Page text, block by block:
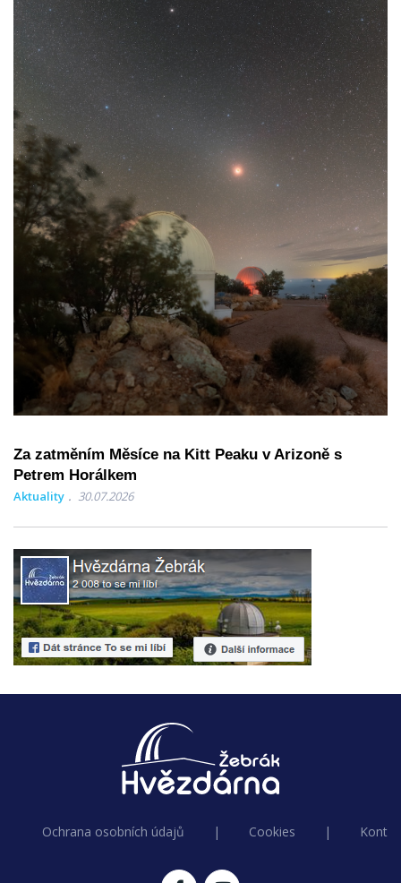
Za zatměním Měsíce na Kitt Peaku v Arizoně s
Petrem Horálkem
Aktuality 30.07.2026
Ochrana osobních údajů | Cookies |